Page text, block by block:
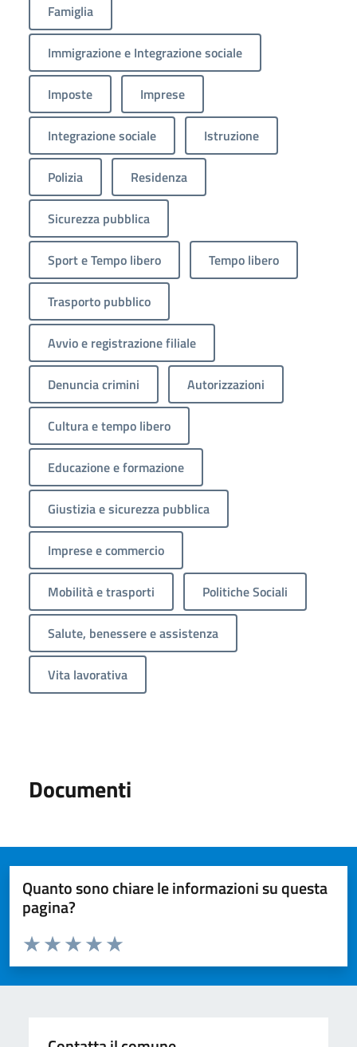
Famiglia
Immigrazione e Integrazione sociale
Imposte Imprese
Integrazione sociale Istruzione
Polizia Residenza
Sicurezza pubblica
Sport e Tempo libero Tempo libero
Trasporto pubblico
Avvio e registrazione filiale
Denuncia crimini Autorizzazioni
Cultura e tempo libero
Educazione e formazione
Giustizia e sicurezza pubblica
Imprese e commercio
Mobilità e trasporti Politiche Sociali
Salute, benessere e assistenza
Vita lavorativa
Documenti
Quanto sono chiare le informazioni su questa
pagina?
Valuta da 1 a 5 stelle la pagina
Valuta 5 stelle su 5
Valuta 4 stelle su 5
Valuta 3 stelle su 5
Valuta 2 stelle su 5
Valuta 1 stelle su 5